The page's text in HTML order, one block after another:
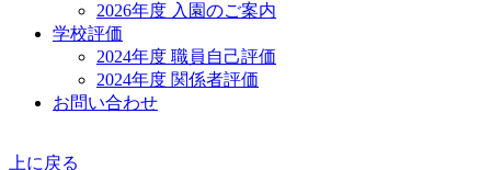
2026年度 入園のご案内
学校評価
2024年度 職員自己評価
2024年度 関係者評価
お問い合わせ
上に戻る